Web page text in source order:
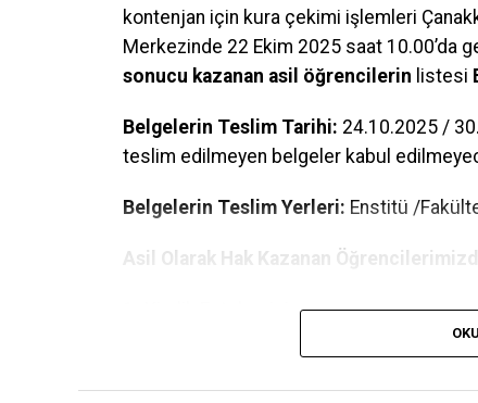
kontenjan için kura çekimi işlemleri
Merkezinde 22 Ekim 2025 saat 10.00’da
sonucu kazanan asil öğrencilerin listesi
Belgelerin Teslim Tarihi: 24.10.2025 /
teslim edilmeyen belgeler kabul
Belgelerin Teslim Yerleri: Enstitü /
Asil Olarak Hak Kazanan
2– Adli Sicil Belgesi (E-Devlet)